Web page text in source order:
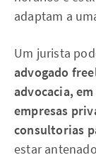
adaptam a
Um jurista
advogado
advocacia,
empresas
consultorias
estar